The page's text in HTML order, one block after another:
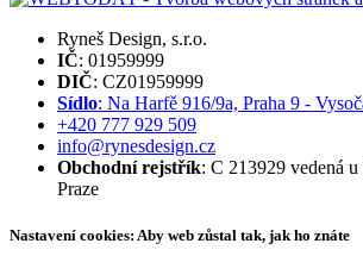
Ryneš Design, s.r.o.
IČ: 01959999
DIČ: CZ01959999
Sídlo: Na Harfě 916/9a, Praha 9 -
+420 777 929 509
info@rynesdesign.cz
Obchodní rejstřík: C 213929 vedená
Praze
Nastavení cookies: Aby web zůstal tak, jak ho znáte